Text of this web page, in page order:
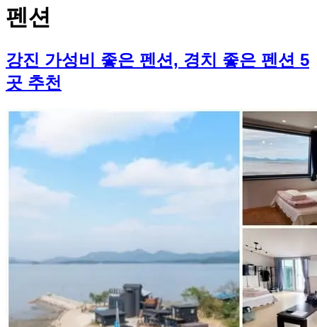
펜션
강진 가성비 좋은 펜션, 경치 좋은 펜션 5
곳 추천